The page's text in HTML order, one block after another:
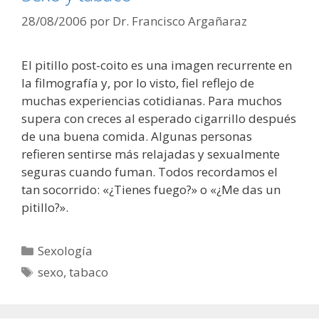
28/08/2006 por Dr. Francisco Argañaraz
El pitillo post-coito es una imagen recurrente en
la filmografía y, por lo visto, fiel reflejo de
muchas experiencias cotidianas. Para muchos
supera con creces al esperado cigarrillo después
de una buena comida. Algunas personas
refieren sentirse más relajadas y sexualmente
seguras cuando fuman. Todos recordamos el
tan socorrido: «¿Tienes fuego?» o «¿Me das un
pitillo?».
Categorías
Sexología
Etiquetas
sexo,tabaco